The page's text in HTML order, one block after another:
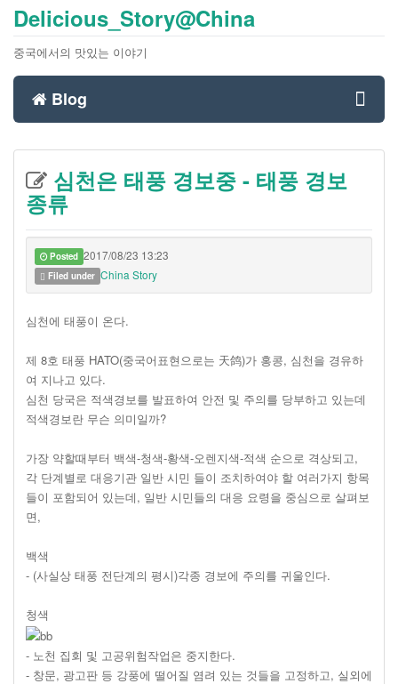
Delicious_Story@China
중국에서의 맛있는 이야기
Blog
심천은 태풍 경보중 - 태풍 경보
종류
Posted 2017/08/23 13:23
Filed under China Story
심천에 태풍이 온다.
제 8호 태풍 HATO(중국어표현으로는 天鸽)가 홍콩, 심천을 경유하
여 지나고 있다.
심천 당국은 적색경보를 발표하여 안전 및 주의를 당부하고 있는데
적색경보란 무슨 의미일까?
가장 약할때부터 백색-청색-황색-오렌지색-적색 순으로 격상되고,
각 단계별로 대응기관 일반 시민 들이 조치하여야 할 여러가지 항목
들이 포함되어 있는데, 일반 시민들의 대응 요령을 중심으로 살펴보
면,
백색
- (사실상 태풍 전단계의 평시)각종 경보에 주의를 귀울인다.
청색
- 노천 집회 및 고공위험작업은 중지한다.
- 창문, 광고판 등 강풍에 떨어질 염려 있는 것들을 고정하고, 실외에